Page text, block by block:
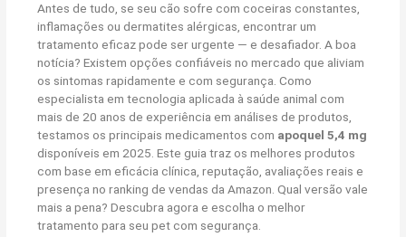
Antes de tudo, se seu cão sofre com coceiras constantes,
inflamações ou dermatites alérgicas, encontrar um
tratamento eficaz pode ser urgente — e desafiador. A boa
notícia? Existem opções confiáveis no mercado que aliviam
os sintomas rapidamente e com segurança. Como
especialista em tecnologia aplicada à saúde animal com
mais de 20 anos de experiência em análises de produtos,
testamos os principais medicamentos com apoquel 5,4 mg
disponíveis em 2025. Este guia traz os melhores produtos
com base em eficácia clínica, reputação, avaliações reais e
presença no ranking de vendas da Amazon. Qual versão vale
mais a pena? Descubra agora e escolha o melhor
tratamento para seu pet com segurança.